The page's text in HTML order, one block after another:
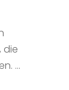
die
…